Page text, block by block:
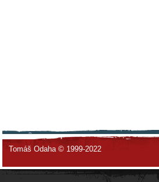
Tomáš Odaha © 1999-2022